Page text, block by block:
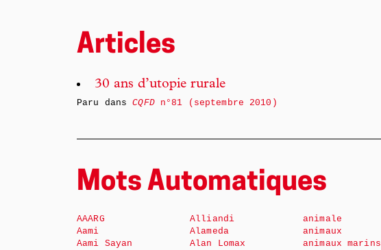
Articles
30 ans d’utopie rurale
Paru dansCQFDn°81 (septembre 2010)
Mots Automatiques
AAARG
Aami
Aami Sayan
Alliandi
Alameda
Alan Lomax
animale
animaux
animaux marins